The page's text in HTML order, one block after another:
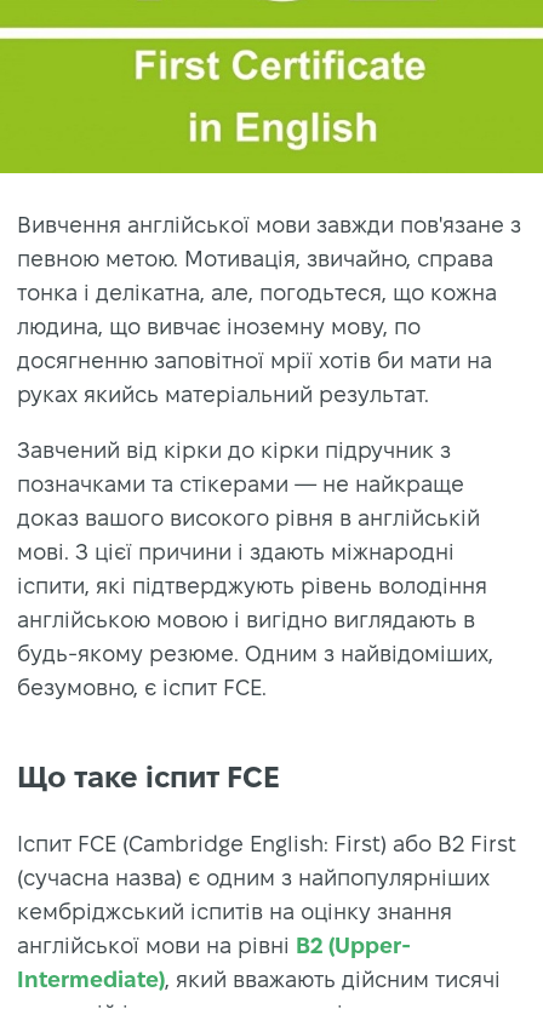
Вивчення англійської мови завжди пов'язане з
певною метою. Мотивація, звичайно, справа
тонка і делікатна, але, погодьтеся, що кожна
людина, що вивчає іноземну мову, по
досягненню заповітної мрії хотів би мати на
руках якийсь матеріальний результат.
Завчений від кірки до кірки підручник з
позначками та стікерами — не найкраще
доказ вашого високого рівня в англійській
мові. З цієї причини і здають міжнародні
іспити, які підтверджують рівень володіння
англійською мовою і вигідно виглядають в
будь-якому резюме. Одним з найвідоміших,
безумовно, є іспит FCE.
Що таке іспит FCE
Іспит FCE (Cambridge English: First) або B2 First
(сучасна назва) є одним з найпопулярніших
кембріджський іспитів на оцінку знання
англійської мови на рівні B2 (Upper-
Intermediate), який вважають дійсним тисячі